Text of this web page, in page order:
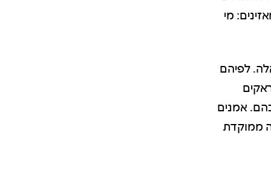
מי
לפיהם
אמנים
ממוקדת